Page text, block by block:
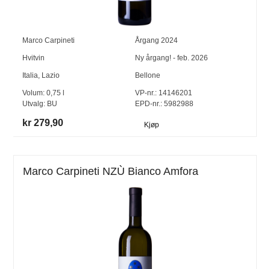
Marco Carpineti Årgang 2024
Hvitvin Ny årgang! - feb. 2026
Italia, Lazio Bellone
Volum:0,75
Utvalg: BU
VP-nr.:14146201
EPD-nr.: 5982988
kr 279,90 Kjøp
Marco Carpineti NZÙ Bianco Amfora